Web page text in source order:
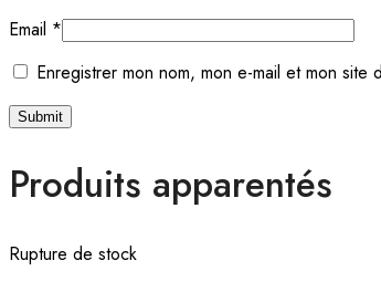
Email *
Enregistrer mon nom, mon e-mail et mon
Produits apparentés
Rupture de stock